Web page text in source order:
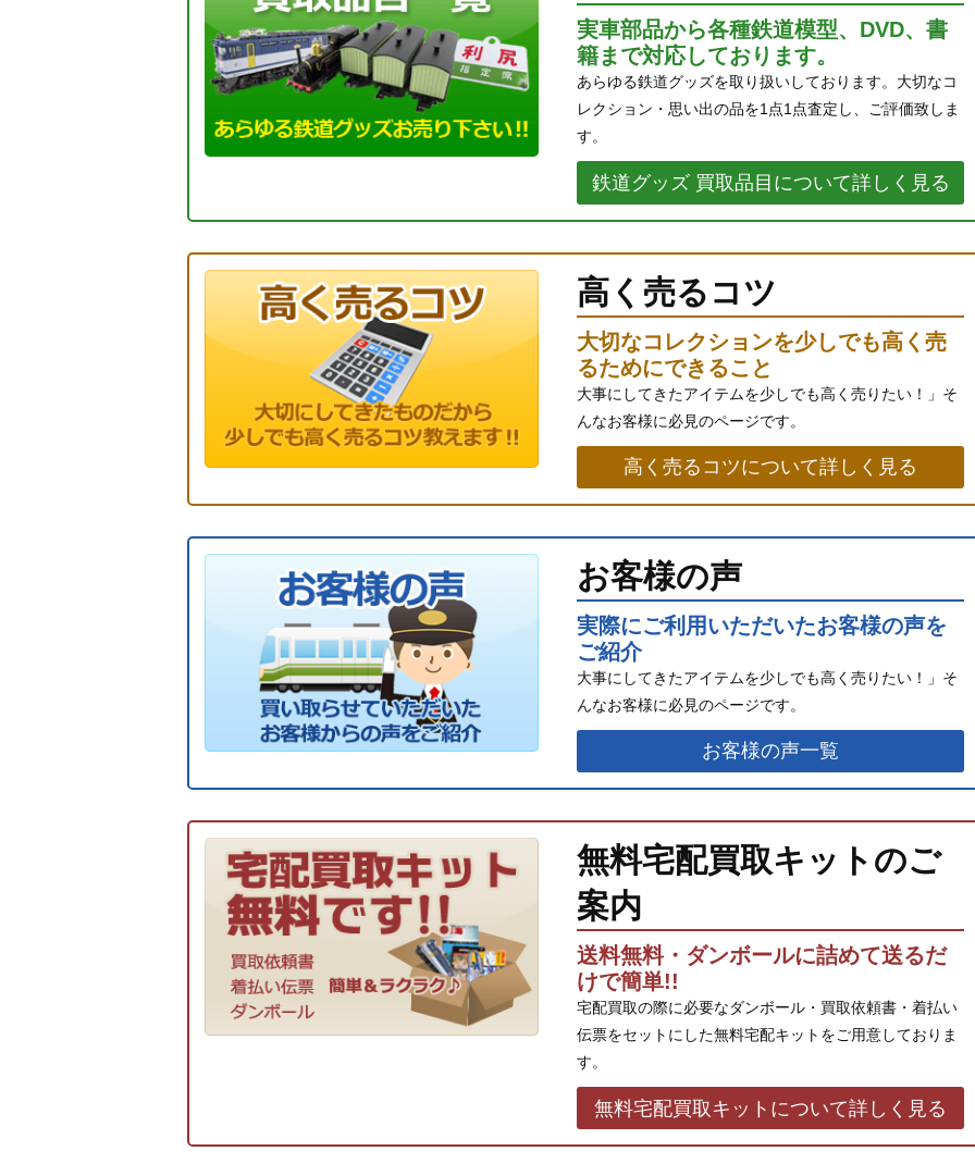
実車部品から各種鉄道模型、DVD、書
籍まで対応しております。
あらゆる鉄道グッズを取り扱いしております。大切なコ
レクション・思い出の品を1点1点査定し、ご評価致しま
す。
鉄道グッズ 買取品目について詳しく見る
高く売るコツ
大切なコレクションを少しでも高く売
るためにできること
大事にしてきたアイテムを少しでも高く売りたい！」そ
んなお客様に必見のページです。
高く売るコツについて詳しく見る
お客様の声
実際にご利用いただいたお客様の声を
ご紹介
大事にしてきたアイテムを少しでも高く売りたい！」そ
んなお客様に必見のページです。
お客様の声一覧
無料宅配買取キットのご
案内
送料無料・ダンボールに詰めて送るだ
けで簡単!!
宅配買取の際に必要なダンボール・買取依頼書・着払い
伝票をセットにした無料宅配キットをご用意しておりま
す。
無料宅配買取キットについて詳しく見る